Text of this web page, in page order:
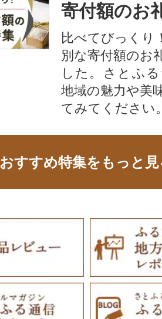
寄付額のお
比べてびっくり
別な寄付額のお
した。さとふ
地域の魅力や美
てみてください
おすすめ特集をもっと